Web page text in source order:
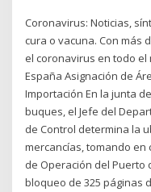
Coronavirus: Noticias,
cura o vacuna. Con más
el coronavirus en todo
España Asignación de
Importación En la junta
buques, el Jefe del
de Control determina la
mercancías, tomando en
de Operación del Puerto
bloqueo de 325 páginas